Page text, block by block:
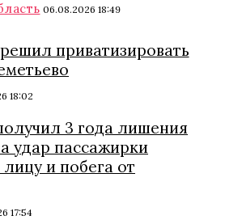
06.08.2026 18:49
приватизировать
18:02
3 года лишения
удар пассажирки
и побега от
17:54